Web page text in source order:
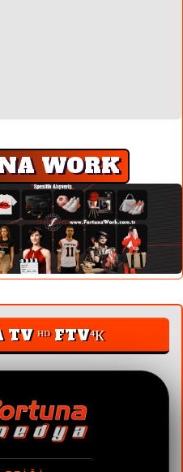
WORK
TV ᴴᴰ FTV⁴К